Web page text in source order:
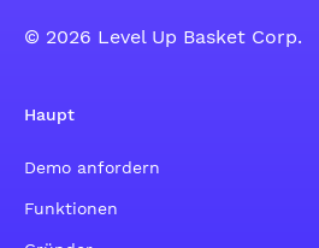
© 2026 Level Up Basket Corp.
Haupt
Demo anfordern
Funktionen